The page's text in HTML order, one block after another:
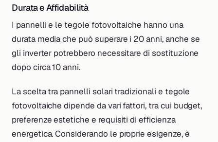
Durata e Affidabilità
I pannelli e le tegole fotovoltaiche hanno una
durata media che può superare i 20 anni, anche se
gli inverter potrebbero necessitare di sostituzione
dopo circa 10 anni.
La scelta tra pannelli solari tradizionali e tegole
fotovoltaiche dipende da vari fattori, tra cui budget,
preferenze estetiche e requisiti di efficienza
energetica. Considerando le proprie esigenze, è